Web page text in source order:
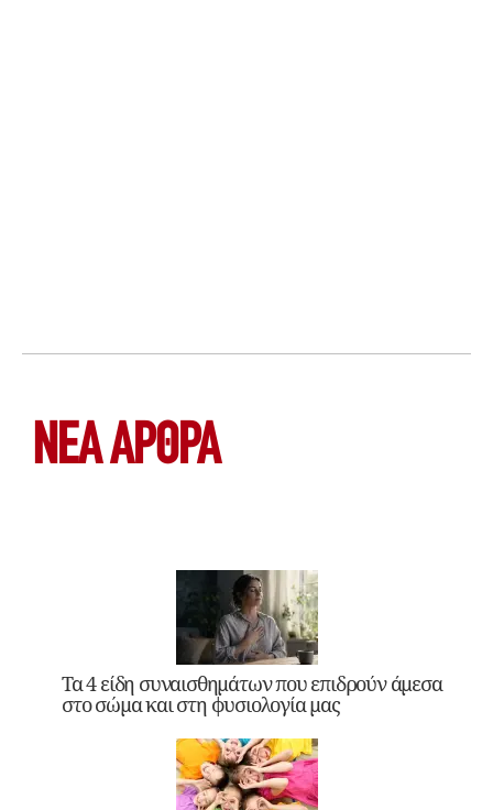
ΝΕΑ ΆΡΘΡΑ
Τα 4 είδη συναισθημάτων που επιδρούν άμεσα
στο σώμα και στη φυσιολογία μας